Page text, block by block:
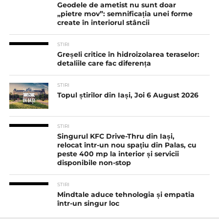
Geodele de ametist nu sunt doar
„pietre mov”: semnificația unei forme
create în interiorul stâncii
STIRI
Greșeli critice în hidroizolarea teraselor:
detaliile care fac diferența
STIRI
Topul știrilor din Iași, Joi 6 August 2026
STIRI
Singurul KFC Drive-Thru din Iași,
relocat într-un nou spaţiu din Palas, cu
peste 400 mp la interior și servicii
disponibile non-stop
STIRI
Mindtale aduce tehnologia și empatia
într-un singur loc